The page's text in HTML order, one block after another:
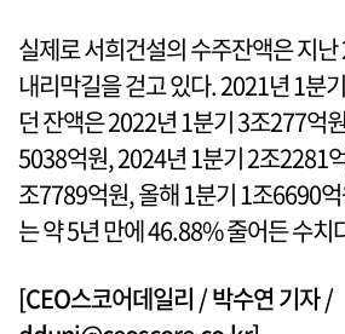
실제로 서희건설의 수주잔액은 지
내리막길을 걷고 있다. 2021년 1분
던 잔액은 2022년 1분기 3조277억
5038억원, 2024년 1분기 2조2281
조7789억원, 올해 1분기 1조6690
는 약 5년 만에 46.88% 줄어든 수치
[CEO스코어데일리 / 박수연 기자 /